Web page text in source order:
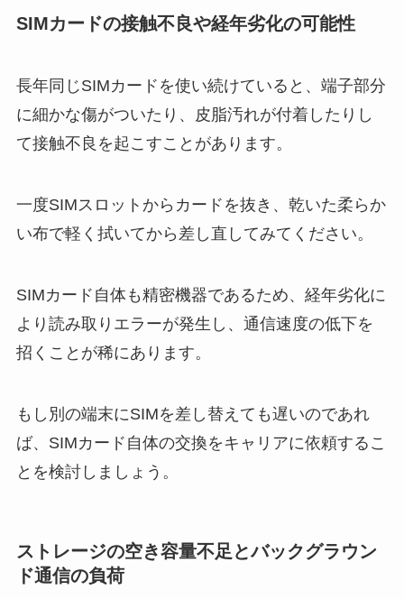
SIMカードの接触不良や経年劣化の可能性
長年同じSIMカードを使い続けていると、端子部分
に細かな傷がついたり、皮脂汚れが付着したりし
て接触不良を起こすことがあります。
一度SIMスロットからカードを抜き、乾いた柔らか
い布で軽く拭いてから差し直してみてください。
SIMカード自体も精密機器であるため、経年劣化に
より読み取りエラーが発生し、通信速度の低下を
招くことが稀にあります。
もし別の端末にSIMを差し替えても遅いのであれ
ば、SIMカード自体の交換をキャリアに依頼するこ
とを検討しましょう。
ストレージの空き容量不足とバックグラウン
ド通信の負荷